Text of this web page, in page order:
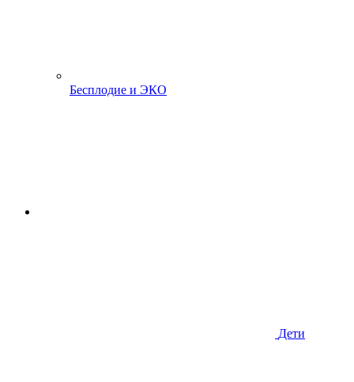
Бесплодие и ЭКО
Дети